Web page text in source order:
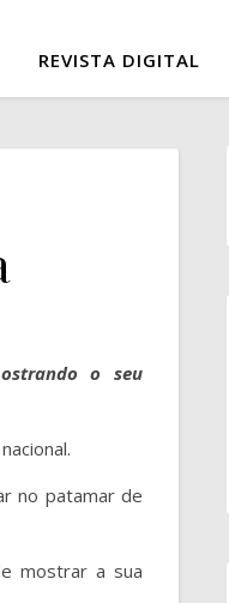
REVISTA DIGITAL
o seu
no patamar de
mostrar a sua